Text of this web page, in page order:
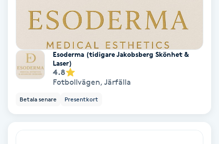
Radiofrekvens
Rakning
Reflexologi
Regndroppsmassage
Reiki
Esoderma (tidigare Jakobsberg Skönhet &
Laser)
4.8
Fotbollvägen, Järfälla
Betala senare Presentkort